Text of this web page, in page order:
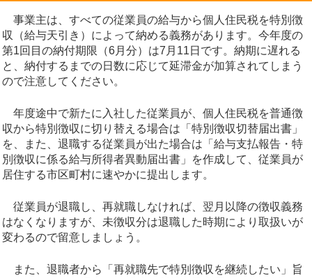
事業主は、すべての従業員の給与から個人住民税を特別徴
収（給与天引き）によって納める義務があります。今年度の
第1回目の納付期限（6月分）は7月11日です。納期に遅れる
と、納付するまでの日数に応じて延滞金が加算されてしまう
ので注意してください。
年度途中で新たに入社した従業員が、個人住民税を普通徴
収から特別徴収に切り替える場合は「特別徴収切替届出書」
を、また、退職する従業員が出た場合は「給与支払報告・特
別徴収に係る給与所得者異動届出書」を作成して、従業員が
居住する市区町村に速やかに提出します。
従業員が退職し、再就職しなければ、翌月以降の徴収義務
はなくなりますが、未徴収分は退職した時期により取扱いが
変わるので留意しましょう。
また、退職者から「再就職先で特別徴収を継続したい」旨